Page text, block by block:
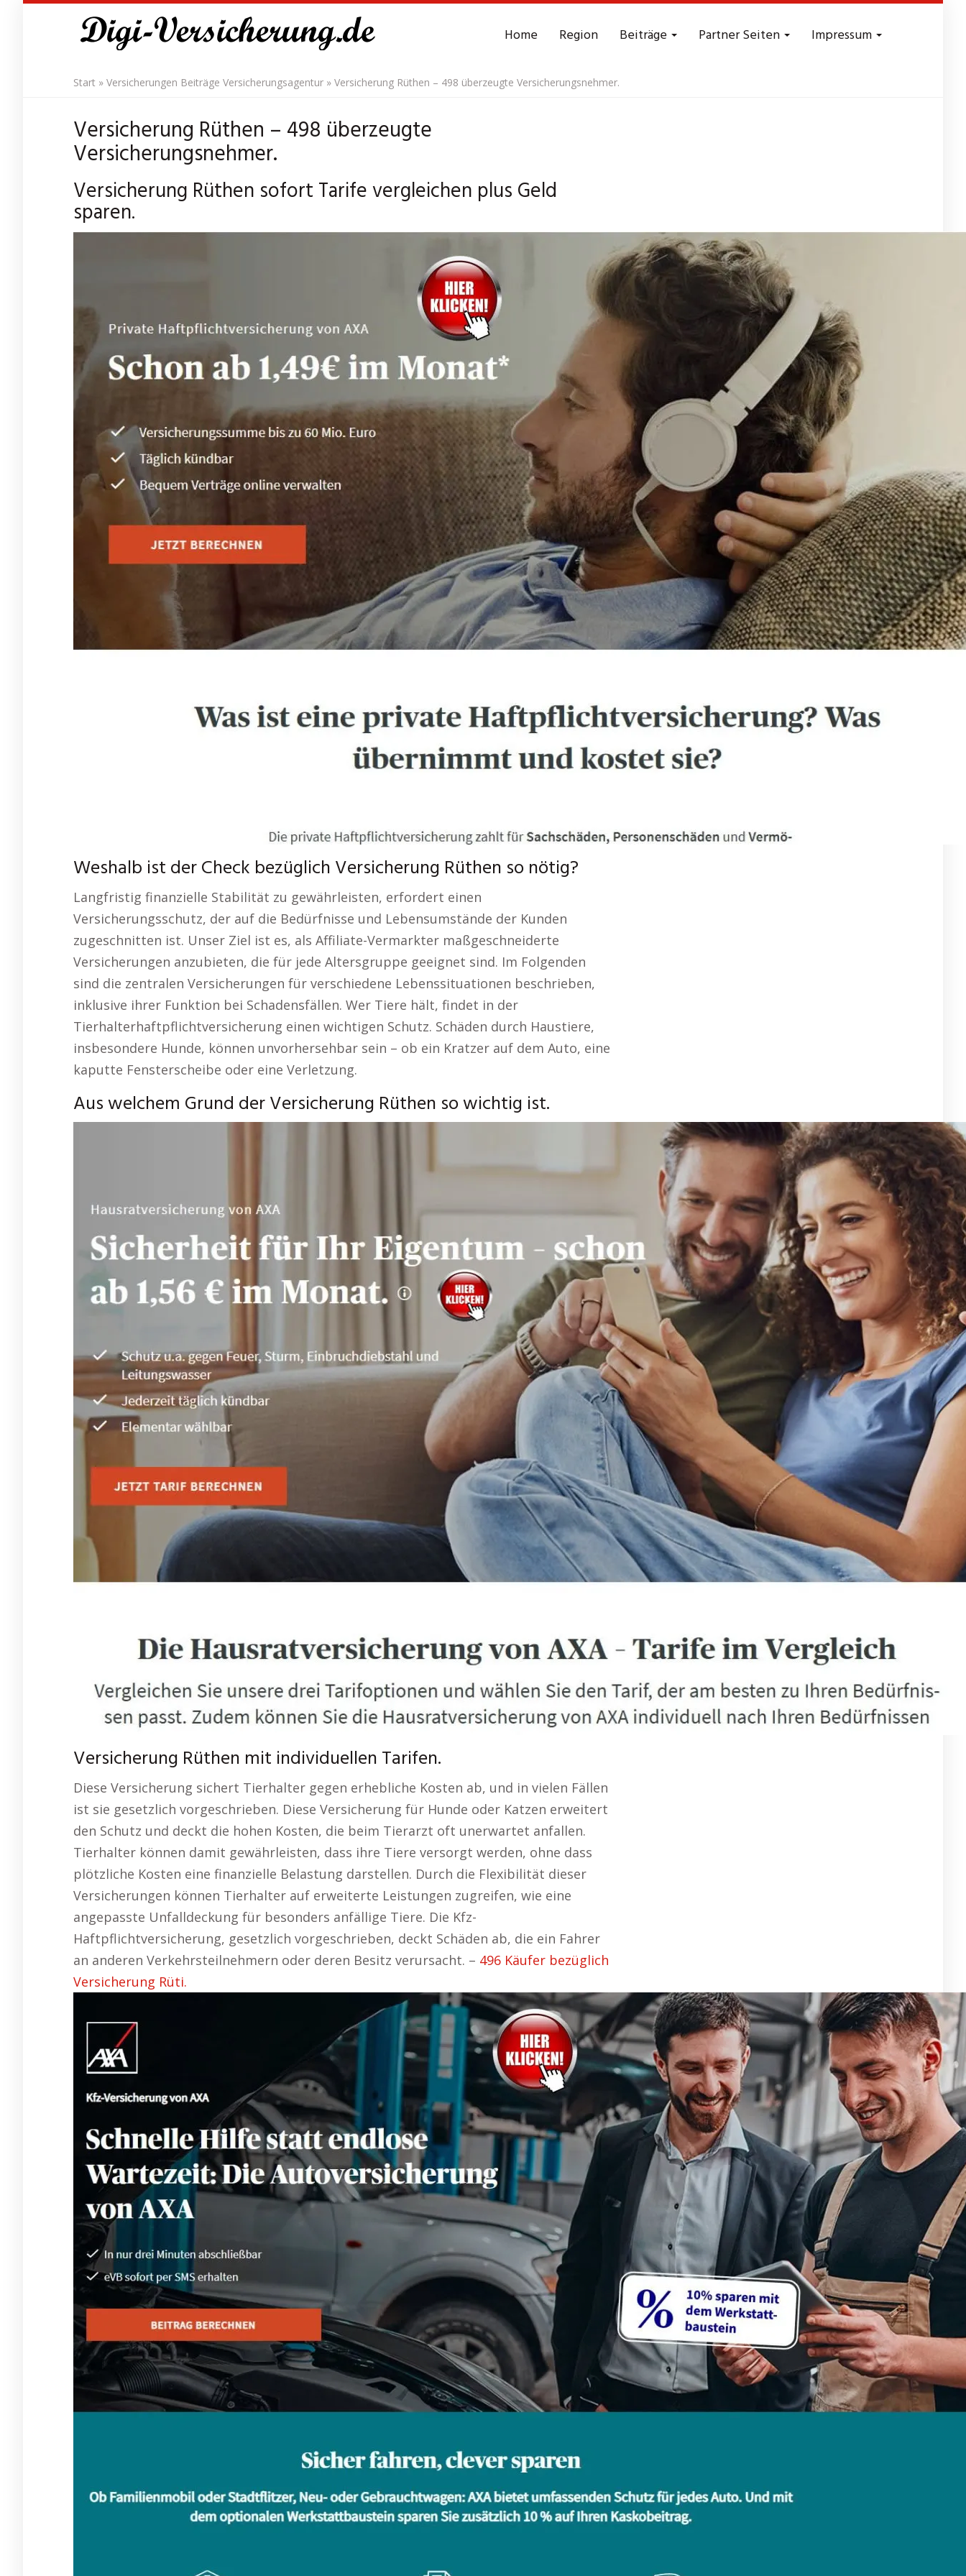
Home Region Beiträge Partner Seiten Impressum
Start » Versicherungen Beiträge Versicherungsagentur » Versicherung Rüthen – 498 überzeugte Versicherungsnehmer.
Versicherung Rüthen – 498 überzeugte
Versicherungsnehmer.
Versicherung Rüthen sofort Tarife vergleichen plus Geld
sparen.
Weshalb ist der Check bezüglich Versicherung Rüthen so nötig?
Langfristig finanzielle Stabilität zu gewährleisten, erfordert einen
Versicherungsschutz, der auf die Bedürfnisse und Lebensumstände der Kunden
zugeschnitten ist. Unser Ziel ist es, als Affiliate-Vermarkter maßgeschneiderte
Versicherungen anzubieten, die für jede Altersgruppe geeignet sind. Im Folgenden
sind die zentralen Versicherungen für verschiedene Lebenssituationen beschrieben,
inklusive ihrer Funktion bei Schadensfällen. Wer Tiere hält, findet in der
Tierhalterhaftpflichtversicherung einen wichtigen Schutz. Schäden durch Haustiere,
insbesondere Hunde, können unvorhersehbar sein – ob ein Kratzer auf dem Auto, eine
kaputte Fensterscheibe oder eine Verletzung.
Aus welchem Grund der Versicherung Rüthen so wichtig ist.
Versicherung Rüthen mit individuellen Tarifen.
Diese Versicherung sichert Tierhalter gegen erhebliche Kosten ab, und in vielen Fällen
ist sie gesetzlich vorgeschrieben. Diese Versicherung für Hunde oder Katzen erweitert
den Schutz und deckt die hohen Kosten, die beim Tierarzt oft unerwartet anfallen.
Tierhalter können damit gewährleisten, dass ihre Tiere versorgt werden, ohne dass
plötzliche Kosten eine finanzielle Belastung darstellen. Durch die Flexibilität dieser
Versicherungen können Tierhalter auf erweiterte Leistungen zugreifen, wie eine
angepasste Unfalldeckung für besonders anfällige Tiere. Die Kfz-
Haftpflichtversicherung, gesetzlich vorgeschrieben, deckt Schäden ab, die ein Fahrer
an anderen Verkehrsteilnehmern oder deren Besitz verursacht. – 496 Käufer bezüglich
Versicherung Rüti.